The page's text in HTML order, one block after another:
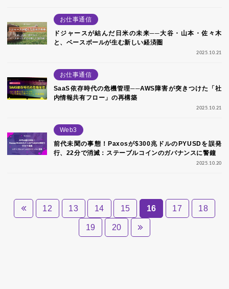
お仕事通信
ドジャースが結んだ日米の未来──大谷・山本・佐々木
と、ベースボールが生む新しい経済圏
2025.10.21
お仕事通信
SaaS依存時代の危機管理──AWS障害が突きつけた「社
内情報共有フロー」の再構築
2025.10.21
Web3
前代未聞の事態！Paxosが$300兆ドルのPYUSDを誤発
行、22分で消滅：ステーブルコインのガバナンスに警鐘
2025.10.20
12 13 14 15 16 17 18
19 20